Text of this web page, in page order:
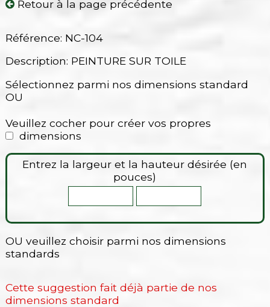
Retour à la page précédente
Référence: NC-104
Description: PEINTURE SUR TOILE
Sélectionnez parmi nos dimensions standard
OU
Veuillez cocher pour créer vos propres
dimensions
Entrez la largeur et la hauteur désirée (en
pouces)
OU veuillez choisir parmi nos dimensions
standards
Cette suggestion fait déjà partie de nos
dimensions standard